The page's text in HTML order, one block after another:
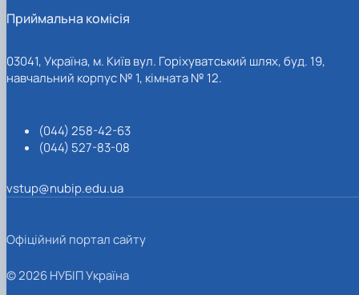
Приймальна комісія
03041, Україна, м. Київ вул. Горіхуватський шлях, буд. 19,
навчальний корпус № 1, кімната № 12.
(044) 258-42-63
(044) 527-83-08
vstup@nubip.edu.ua
Офіційний портал сайту
© 2026 НУБІП Україна